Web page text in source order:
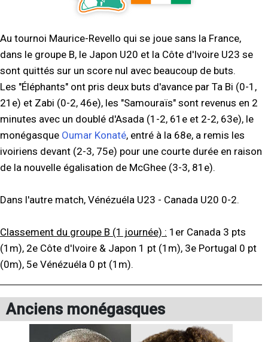
Au tournoi Maurice-Revello qui se joue sans la France,
dans le groupe B, le Japon U20 et la Côte d'Ivoire U23 se
sont quittés sur un score nul avec beaucoup de buts.
Les "Éléphants" ont pris deux buts d'avance par Ta Bi (0-1,
21e) et Zabi (0-2, 46e), les "Samouraïs" sont revenus en 2
minutes avec un doublé d'Asada (1-2, 61e et 2-2, 63e), le
monégasque Oumar Konaté, entré à la 68e, a remis les
ivoiriens devant (2-3, 75e) pour une courte durée en raison
de la nouvelle égalisation de McGhee (3-3, 81e).
Dans l'autre match, Vénézuéla U23 - Canada U20 0-2.
Classement du groupe B (1 journée) : 1er Canada 3 pts
(1m), 2e Côte d'Ivoire & Japon 1 pt (1m), 3e Portugal 0 pt
(0m), 5e Vénézuéla 0 pt (1m).
Anciens monégasques